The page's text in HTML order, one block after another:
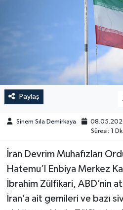
Paylaş
Sinem Sıla Demirkaya
Süresi: 1 Dk
İran Devrim Muhafızları
Hatemu’l Enbiya Merkez
İbrahim Zülfikari, ABD’nin
İran’a ait gemileri ve bazı